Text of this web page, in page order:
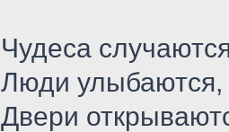
Чудеса
Люди улыбаются,
Двери